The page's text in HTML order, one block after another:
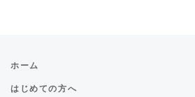
ホーム
はじめての方へ